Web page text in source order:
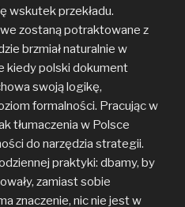
wskutek przekładu.
zostaną potraktowane z
brzmiał naturalnie w
kiedy polski dokument
swoją logikę,
formalności. Pracując w
tłumaczenia w Polsce
do narzędzia strategii.
praktyki: dbamy, by
zamiast sobie
znaczenie, nic nie jest w